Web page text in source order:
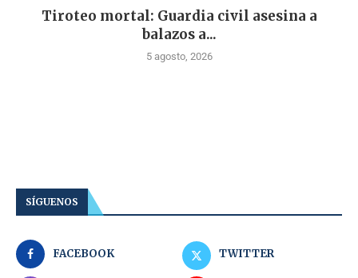
Tiroteo mortal: Guardia civil asesina a
balazos a...
5 agosto, 2026
SÍGUENOS
FACEBOOK TWITTER